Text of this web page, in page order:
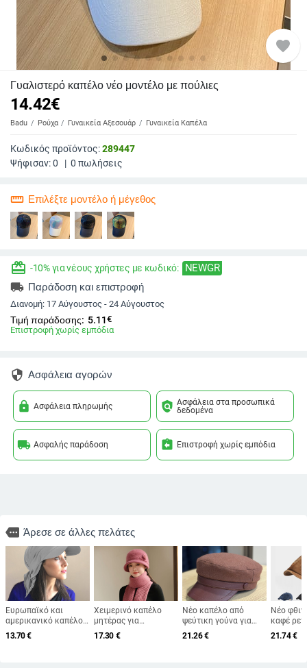
favorite
Γυαλιστερό καπέλο νέο μοντέλο με πούλιες
14.42€
Badu Ρούχα Γυναικεία Αξεσουάρ Γυναικεία Καπέλα
Κωδικός προϊόντος:289447
Ψήφισαν:0 | 0 πωλήσεις
straighten Επιλέξτε μοντέλο ή μέγεθος
redeem -10% για νέους χρήστες με κωδικό: NEWGR
local_shipping Παράδοση και επιστροφή
Διανομή: 17 Αύγουστος - 24 Αύγουστος
Τιμή παράδοσης: 5.11€
Επιστροφή χωρίς εμπόδια
security Ασφάλεια αγορών
lock Ασφάλεια πληρωμής policy Ασφάλεια στα προσωπικά
δεδομένα
local_shipping Ασφαλής παράδοση assignment_return Επιστροφή χωρίς εμπόδια
more Άρεσε σε άλλες πελάτες
Ευρωπαϊκό και
αμερικανικό καπέλο
μπέιζμπολ για
καλοκαιρινές
13.70€
Χειμερινό καπέλο
μητέρας για
μεσήλικες και
ηλικιωμένες
17.30 €
Νέο καπέλο από
ψεύτικη γούνα για
γυναίκες,
φθινοπωρινό και
21.26€
Νέο
καφέ
21.74€